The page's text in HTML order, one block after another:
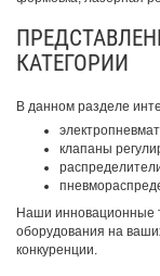
КАТЕГОРИИ
В данном разделе
клапаны
Наши инновационные
оборудования на
конкуренции.